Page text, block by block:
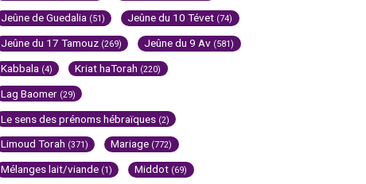
Jeûne de Guedalia (51) Jeûne du 10 Tévet (74)
Jeûne du 17 Tamouz (269) Jeûne du 9 Av (581)
Kabbala (4) Kriat haTorah (220)
Lag Baomer (29)
Le sens des prénoms hébraïques (2)
Limoud Torah (371) Mariage (772)
Mélanges lait/viande (1) Middot (69)